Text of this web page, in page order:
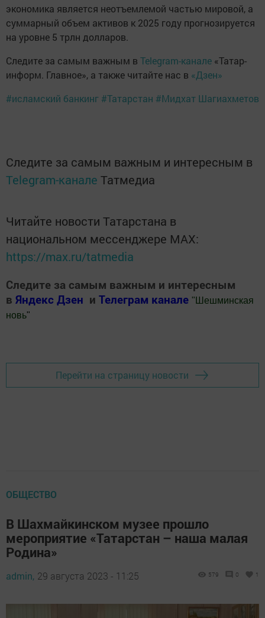
экономика является неотъемлемой частью мировой, а
суммарный объем активов к 2025 году прогнозируется
на уровне 5 трлн долларов.
Следите за самым важным в Telegram-канале «Татар-
информ. Главное», а также читайте нас в «Дзен»
#исламский банкинг#Татарстан #Мидхат Шагиахметов
Следите за самым важным и интересным в
Telegram-канале Татмедиа
Читайте новости Татарстана в
национальном мессенджере MАХ:
https://max.ru/tatmedia
Следите за самым важным и интересным
в Яндекс Дзен и Телеграм канале " Шешминская
новь"
Перейти на страницу новости
ОБЩЕСТВО
В Шахмайкинском музее прошло
мероприятие «Татарстан – наша малая
Родина»
admin, 29 августа 2023 - 11:25 579 0 1